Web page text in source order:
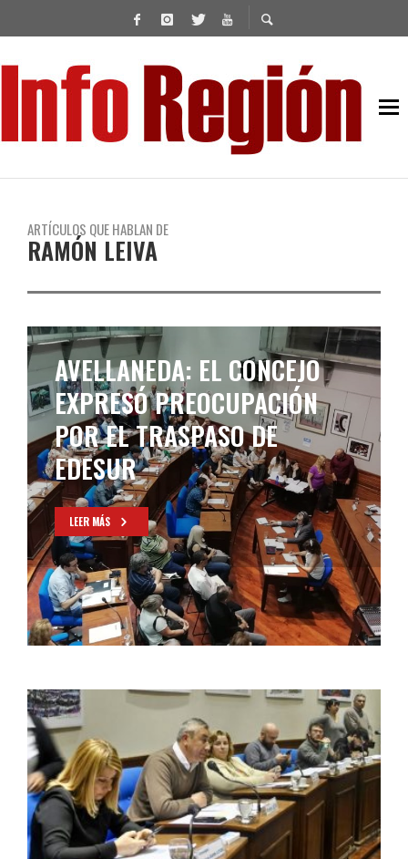
ARTÍCULOS QUE HABLAN DE
RAMÓN LEIVA
AVELLANEDA: EL CONCEJO
EXPRESÓ PREOCUPACIÓN
POR EL TRASPASO DE
EDESUR
LEER MÁS